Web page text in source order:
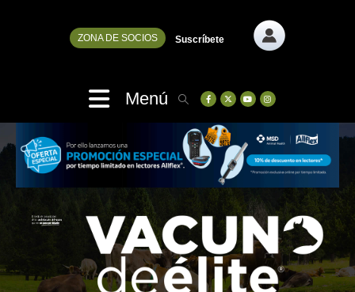
ZONA DE SOCIOS Suscríbete
Menú